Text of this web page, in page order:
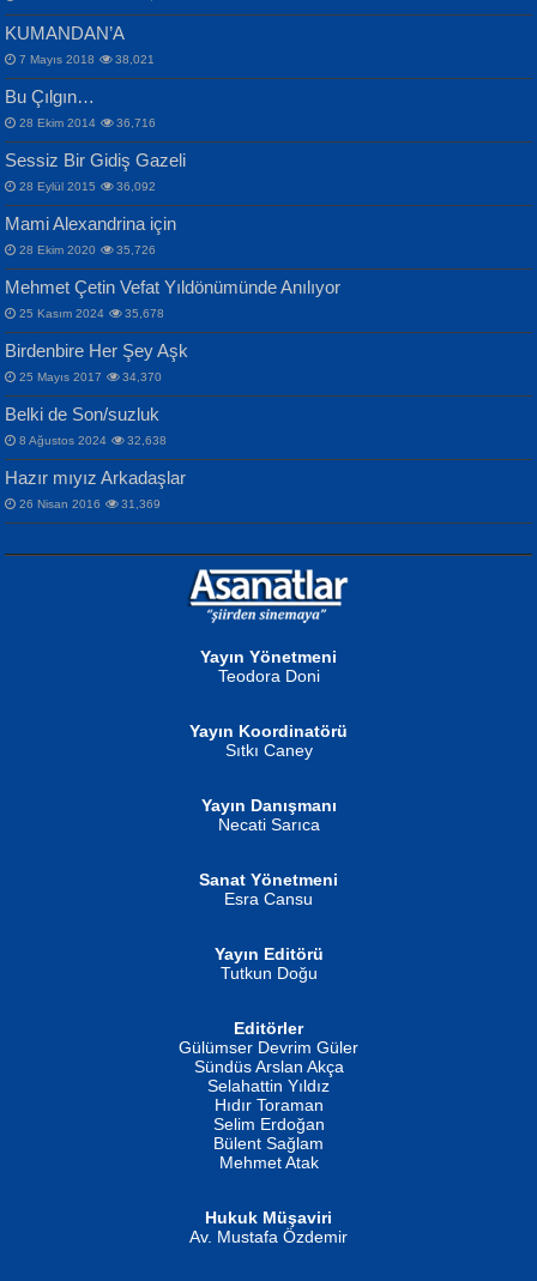
İPEK ACAR SERT
Gazze’nin Şecaati, Ümmetin İmtihanı...
MAHMUT GÜRBÜZ
İbrahim Olmak ve Bitirebilmek...
NURAN KÖSE BAYDAR
İSMAİL OKUTAN
Erkeklerin Kahrolması Ne Demektir
Selahattin Yıldız
İdrakimle Üşürken...
Songül Özel
Mahzen...
Ben Deniz Değilim ki...
Evvel Zaman Tanrıçası...
ERDEM BAYAZIT
Sana, Bana, Vatanıma, Ülkemin
İnsanlarına Dair...
NAZIM HİKMET RAN
Bir Cezaevinde, Tecritteki Adamın
Mektupları...
KUMANDAN’A
7 Mayıs 2018 38,021
Bu Çılgın…
28 Ekim 2014 36,716
Sessiz Bir Gidiş Gazeli
28 Eylül 2015 36,092
Mami Alexandrina için
28 Ekim 2020 35,726
Mehmet Çetin Vefat Yıldönümünde Anılıyor
25 Kasım 2024 35,678
Birdenbire Her Şey Aşk
25 Mayıs 2017 34,370
Belki de Son/suzluk
8 Ağustos 2024 32,638
Hazır mıyız Arkadaşlar
26 Nisan 2016 31,369
Yayın Yönetmeni
Teodora Doni
Yayın Koordinatörü
Sıtkı Caney
Yayın Danışmanı
Necati Sarıca
Sanat Yönetmeni
Esra Cansu
Yayın Editörü
Tutkun Doğu
Editörler
Gülümser Devrim Güler
Sündüs Arslan Akça
Selahattin Yıldız
Hıdır Toraman
Selim Erdoğan
Bülent Sağlam
Mehmet Atak
Hukuk Müşaviri
Av. Mustafa Özdemir